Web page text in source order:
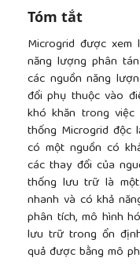
Tóm tắt
Microgrid được
năng lượng phân
các nguồn năng
đổi phụ thuộc vào
khó khăn trong
thống Microgrid độc
có một nguồn có
các thay đổi của
thống lưu trữ là
nhanh và có khả
phân tích, mô hình
lưu trữ trong ổn
quả được bằng mô